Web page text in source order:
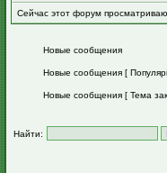
Сейчас этот форум
Новые сообщения
Новые сообщения [
Новые сообщения [ Тема
Найти: